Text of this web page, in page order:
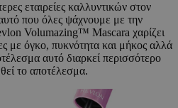
εταιρείες καλλυντικών στον
που όλες ψάχνουμε με την
Volumazing™ Mascara χαρίζει
με όγκο, πυκνότητα και μήκος αλλά
αυτό διαρκεί περισσότερο
το αποτέλεσμα.